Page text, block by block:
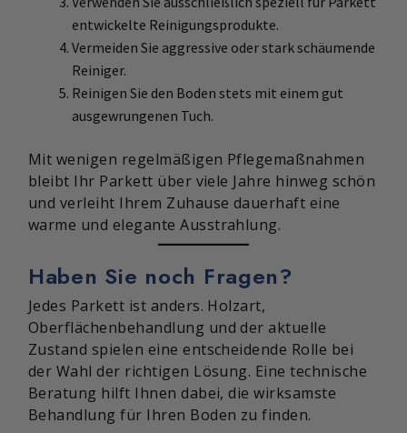
entwickelte Reinigungsprodukte.
Vermeiden Sie aggressive oder stark schäumende
Reiniger.
Reinigen Sie den Boden stets mit einem gut
ausgewrungenen Tuch.
Mit wenigen regelmäßigen Pflegemaßnahmen
bleibt Ihr Parkett über viele Jahre hinweg schön
und verleiht Ihrem Zuhause dauerhaft eine
warme und elegante Ausstrahlung.
Haben Sie noch Fragen?
Jedes Parkett ist anders. Holzart,
Oberflächenbehandlung und der aktuelle
Zustand spielen eine entscheidende Rolle bei
der Wahl der richtigen Lösung. Eine technische
Beratung hilft Ihnen dabei, die wirksamste
Behandlung für Ihren Boden zu finden.